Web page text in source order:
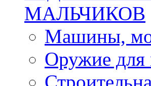
МАЛЬЧИКОВ
Машины,
Оружие для